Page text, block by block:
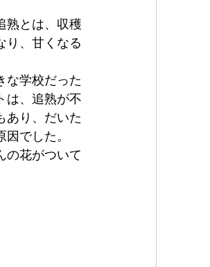
熟とは、収穫
り、甘くなる
な学校だった
は、追熟が不
あり、だいた
でした。
の花がついて